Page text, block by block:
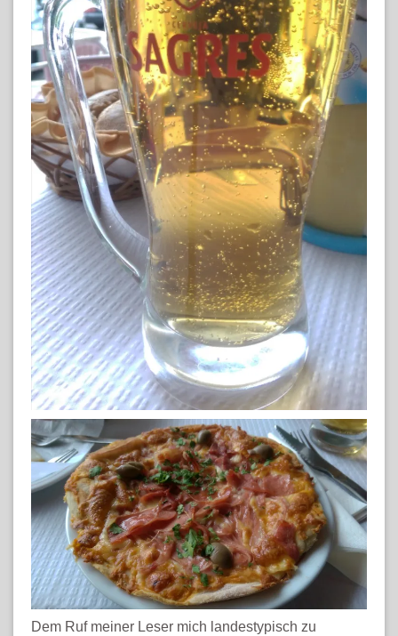
Dem Ruf meiner Leser mich landestypisch zu